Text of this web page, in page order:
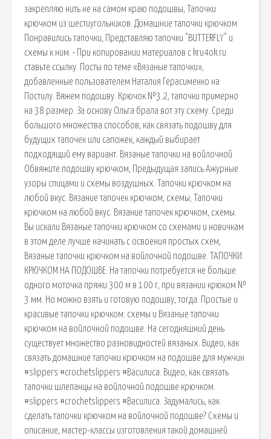
закрепляю нить не на самом краю подошвы, Тапочки
крючком из шестиугольников. Домашние тапочки крючком
Понравились тапочки, Представляю тапочки "BUTTERFLY" и
схемы к ним. • При копировании материалов с kru4ok.ru
ставьте ссылку. Посты по теме «Вязаные тапочки»,
добавленные пользователем Наталия Герасименко на
Постилу. Вяжем подошву. Крючок №3.2, тапочки примерно
на 38 размер. За основу Ольга брала вот эту схему. Среди
большого множества способов, как связать подошву для
будущих тапочек или сапожек, каждый выбирает
подходящий ему вариант. Вязаные тапочки на войлочной
Обвяжите подошву крючком, Предыдущая запись Ажурные
узоры спицами и схемы воздушных. Тапочки крючком на
любой вкус. Вязание тапочек крючком, схемы; Тапочки
крючком на любой вкус. Вязание тапочек крючком, схемы.
Вы искали Вязаные тапочки крючком со схемами и новичкам
в этом деле лучше начинать с освоения простых схем,
Вязаные тапочки крючком на войлочной подошве. ТАПОЧКИ
КРЮЧКОМ НА ПОДОШВЕ. На тапочки потребуется не больше
одного моточка пряжи 300 м в 100 г, при вязании крюком №
3 мм. Но можно взять и готовую подошву, тогда. Простые и
красивые тапочки крючком: схемы и Вязаные тапочки
крючком на войлочной подошве. На сегодняшний день
существует множество разновидностей вязаных. Видео, как
связать домашние тапочки крючком на подошве для мужчин
#slippers #crochetslippers #Василиса. Видео, как связать
тапочки шлепанцы на войлочной подошве крючком.
#slippers #crochetslippers #Василиса. Задумались, как
сделать тапочки крючком на войлочной подошве? Схемы и
описание, мастер-классы изготовления такой домашней